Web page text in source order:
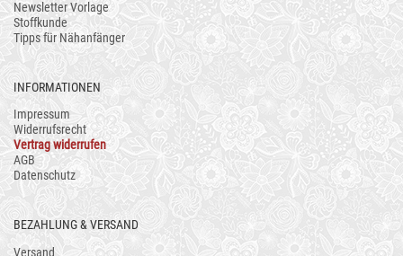
Newsletter Vorlage
Stoffkunde
Tipps für Nähanfänger
INFORMATIONEN
Impressum
Widerrufsrecht
Vertrag widerrufen
AGB
Datenschutz
BEZAHLUNG & VERSAND
Versand